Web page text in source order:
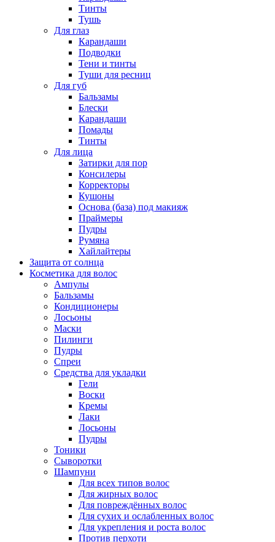
Тинты
Тушь
Для глаз
Карандаши
Подводки
Тени и тинты
Туши для ресниц
Для губ
Бальзамы
Блески
Карандаши
Помады
Тинты
Для лица
Затирки для пор
Консилеры
Корректоры
Кушоны
Основа (база) под макияж
Праймеры
Пудры
Румяна
Хайлайтеры
Защита от солнца
Косметика для волос
Ампулы
Бальзамы
Кондиционеры
Лосьоны
Маски
Пилинги
Пудры
Спреи
Средства для укладки
Гели
Воски
Кремы
Лаки
Лосьоны
Пудры
Тоники
Сыворотки
Шампуни
Для всех типов волос
Для жирных волос
Для повреждённых волос
Для сухих и ослабленных волос
Для укрепления и роста волос
Против перхоти